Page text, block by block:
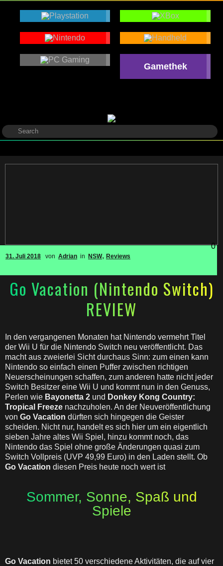
Gamethek
31. Juli 2018 von Adrian in NSW, Reviews
0
Go Vacation (Nintendo Switch)
REVIEW
In den vergangenen Monaten hat Nintendo vermehrt Titel
der Wii U für die Nintendo Switch neu veröffentlicht. Das
macht aus zweierlei Sicht durchaus Sinn: zum einen kann
Nintendo so einfach einen Puffer zwischen richtigen
Neuerscheinungen schaffen, zum anderen hatte nicht jeder
Switch Besitzer eine Wii U und kommt nun in den Genuss,
Perlen wie Bayonetta 2 und Donkey Kong Country:
Tropical
Freeze nachzuholen. An der Neuveröffentlichung
von Go Vacation dürften sich hingegen die Geister
scheiden. Nicht nur, handelt es sich hier um ein eigentlich
sieben Jahre altes Wii Spiel, hinzu kommt noch, das
Nintendo das Spiel ohne große Änderungen quasi zum
Switch Vollpreis (UVP 49,99 Euro) in den Laden stellt. Ob
Go Vacation diesen Preis heute noch wert ist
Sommer, Sonne, Spaß und
Spiele
Go Vacation bietet 50 verschiedene Aktivitäten, die auf vier